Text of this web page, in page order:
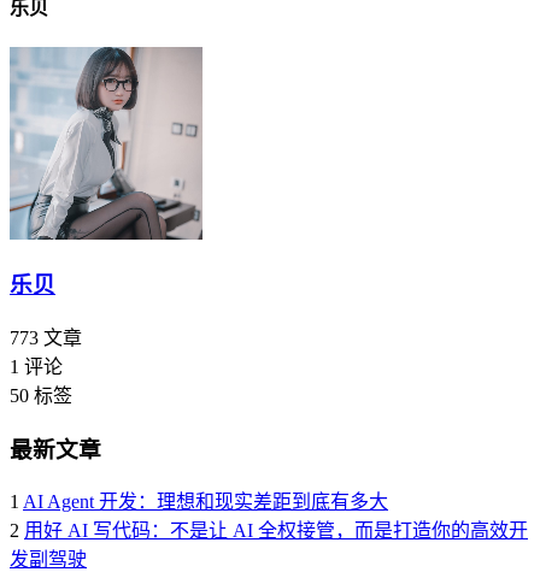
乐贝
乐贝
773 文章
1 评论
50 标签
最新文章
1 AI Agent 开发：理想和现实差距到底有多大
2 用好 AI 写代码：不是让 AI 全权接管，而是打造你的高效开
发副驾驶